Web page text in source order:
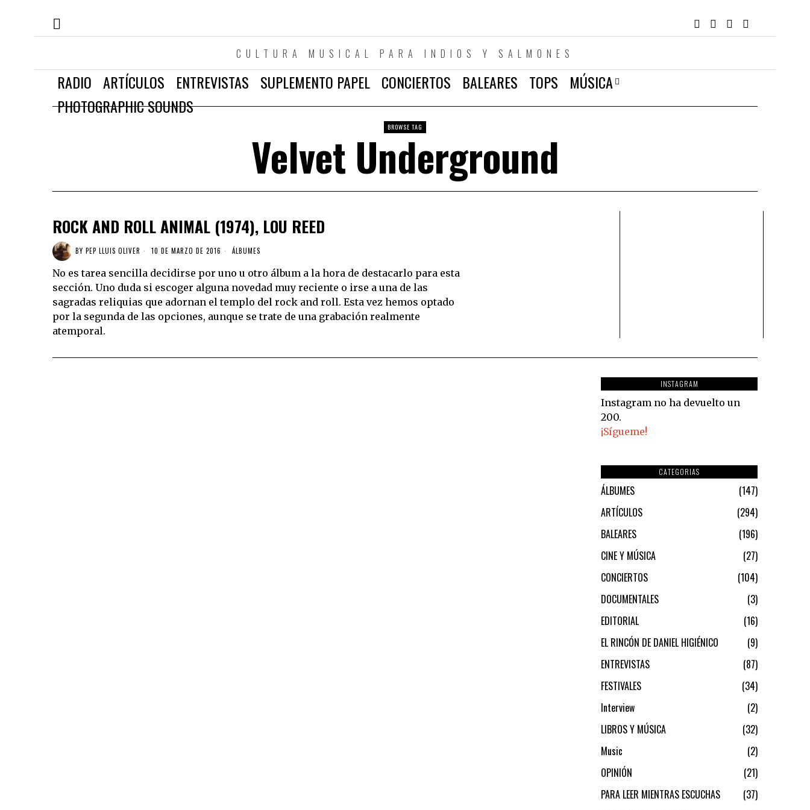
CULTURA MUSICAL PARA INDIOS Y SALMONES
RADIO ARTÍCULOS ENTREVISTAS SUPLEMENTO PAPEL CONCIERTOS BALEARES TOPS
MÚSICA
PHOTOGRAPHIC SOUNDS
BROWSE TAG
Velvet Underground
ROCK AND ROLL ANIMAL (1974), LOU REED
BY PEP LLUIS OLIVER 10 DE MARZO DE 2016 ÁLBUMES
No es tarea sencilla decidirse por uno u otro álbum a la hora de destacarlo para esta
sección. Uno duda si escoger alguna novedad muy reciente o irse a una de las
sagradas reliquias que adornan el templo del rock and roll. Esta vez hemos optado
por la segunda de las opciones, aunque se trate de una grabación realmente
atemporal.
INSTAGRAM
Instagram no ha devuelto un
200.
¡Sígueme!
CATEGORIAS
ÁLBUMES
147
ARTÍCULOS
294
BALEARES
196
CINE Y MÚSICA
27
CONCIERTOS
104
DOCUMENTALES
3
EDITORIAL
16
EL RINCÓN DE DANIEL HIGIÉNICO
9
ENTREVISTAS
87
FESTIVALES
34
Interview
2
LIBROS Y MÚSICA
32
Music
2
OPINIÓN
21
PARA LEER MIENTRAS ESCUCHAS
37